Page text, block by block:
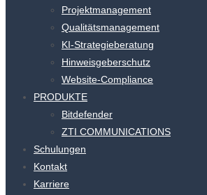
Projektmanagement
Qualitätsmanagement
KI-Strategieberatung
Hinweisgeberschutz
Website-Compliance
PRODUKTE
Bitdefender
ZTI COMMUNICATIONS
Schulungen
Kontakt
Karriere